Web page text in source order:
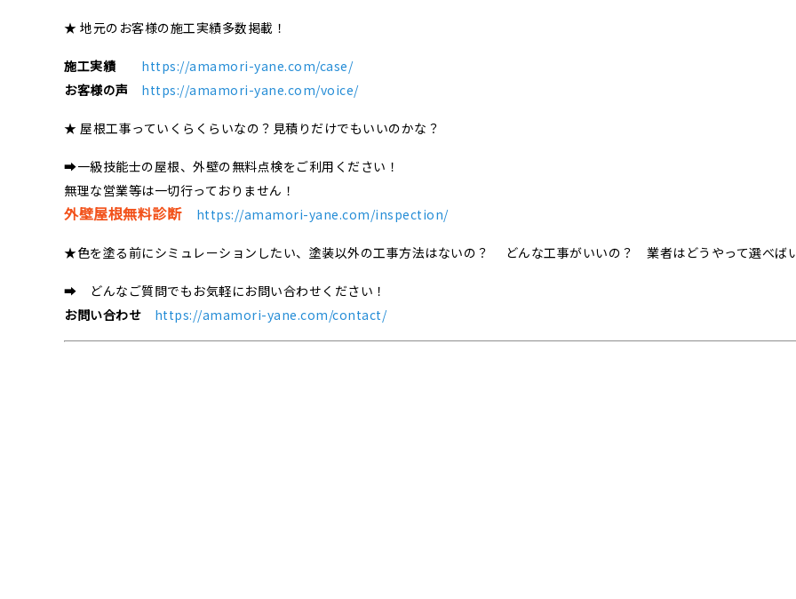
★ 地元のお客様の施工実績多数掲載！
施工実績
https://amamori-yane.com/case/
お客様の声
https://amamori-yane.com/voice/
★ 屋根工事っていくらくらいなの？見積りだけでもいいのかな？
➡一級技能士の屋根、外壁の無料点検をご利用ください！
無理な営業等は一切行っておりません！
外壁屋根無料診断 https://amamori-yane.com/inspection/
★色を塗る前にシミュレーションしたい、塗装以外の工事方法はないの？ どんな工事がいいの？ 業者はどうやって選べば
➡ どんなご質問でもお気軽にお問い合わせください！
お問い合わせ
https://amamori-yane.com/contact/